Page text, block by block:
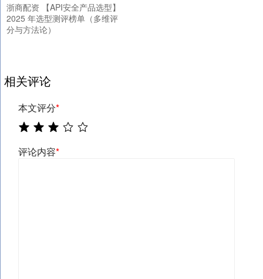
浙商配资 【API安全产品选型】
2025 年选型测评榜单（多维评
分与方法论）
相关评论
本文评分*
评论内容*